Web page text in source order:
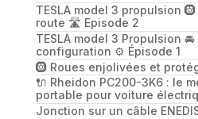
TESLA model 3 propulsion
route 🛣️ Episode 2
TESLA model 3 Propulsion
configuration ⚙️ Épisode 1
🛞 Roues enjolivées et
🔌 Rheidon PC200-3K6 : le
portable pour voiture
Jonction sur un câble